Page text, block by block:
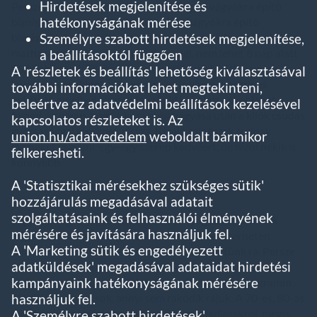
Hirdetések megjelenítése és
hatékonyságának mérése
Személyre szabott hirdetések megjelenítése,
a beállításoktól függően
A 'részletek és beállítás' lehetőség kiválasztásával
további információkat lehet megtekinteni,
beleértve az adatvédelmi beállítások kezelésével
kapcsolatos részleteket is. Az
union.hu/adatvedelem weboldalt bármikor
felkeresheti.
A 'Statisztikai mérésekhez szükséges sütik'
hozzájárulás megadásával adatait
szolgáltatásaink és felhasználói élményének
mérésére és javítására használjuk fel.
A 'Marketing sütik és engedélyezett
adatküldések' megadásával adataidat hirdetési
kampányaink hatékonyságának mérésére
használjuk fel.
Persze, meg kell különböztessük a fogyni vágyókra építő
bizniszt az egészséges táplálkozásra vágyókra építő
biznisztől. Azok, akik nagyon le szeretnének fogyni, sok
marhaságot képesek elhinni, de nyugi, nem lehet 8 nap alatt
15 kilót fogyni. (Illetve, de, amputálásnak hívják, és nem
javasoljuk senkinek.) Ha pedig van is olyan drasztikus
módszer, amellyel viszonylag rövid idő alatt sokat lehet
fogyni, az olyan, hogy a kúra abbahagyása után a kilók csodás
gyorsasággal repülnek vissza. Kiváló színészek tudnak
ilyeneket csinálni egy-egy szerep kedvéért, de hízni nekik is
könnyebb.
Legyünk végre nagyon őszinték. Ha nyugodtan akarunk
fogyni, akkor kis odafigyeléssel mindenféle interneten
található csodamódszer nélkül képesek lehetünk rá. Persze
alkat kérdése is a dolog, mindenki ismer olyan vékony
embereket, akik bármiből bármennyit ehetnek, egy gramm
súlyfölösleg nem sok, annyi sem rakódik rájuk. A 70-es, 80-as
években nem hallott senki ezekről a csodadiétákról, mégis